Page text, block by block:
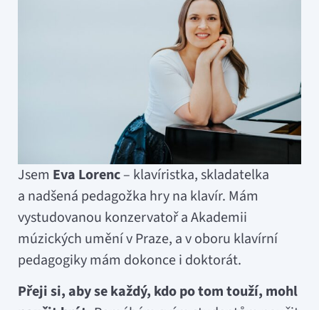
Jsem Eva Lorenc– klavíristka, skladatelka
a nadšená pedagožka hry na klavír. Mám
vystudovanou konzervatoř a Akademii
múzických umění v Praze, a v oboru klavírní
pedagogiky mám dokonce i doktorát.
Přeji si, aby se každý, kdo po tom touží, mohl